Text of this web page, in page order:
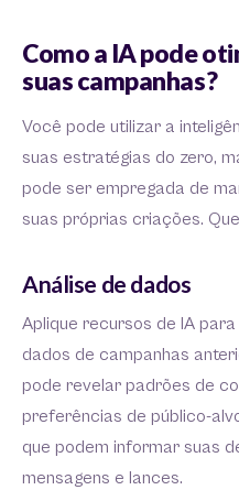
Como a IA pode
suas campanhas?
Você pode utilizar a
suas estratégias do zero,
pode ser empregada de
suas próprias criações.
Análise de dados
Aplique recursos de IA
dados de campanhas
pode revelar padrões de
preferências de público-
que podem informar suas
mensagens e lances.